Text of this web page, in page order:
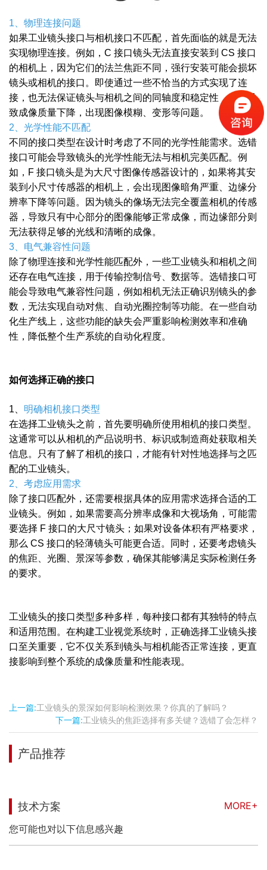
1、物理连接问题
如果工业镜头接口与相机接口不匹配，首先面临的就是无法
实现物理连接。例如，C 接口镜头无法直接安装到 CS 接口
的相机上，因为它们的法兰焦距不同，强行安装可能会损坏
镜头或相机的接口。即使通过一些不恰当的方式实现了连
接，也无法保证镜头与相机之间的同轴度和稳定性，这会导
致成像质量下降，出现图像模糊、变形等问题。
2、光学性能不匹配
不同的接口类型在设计时考虑了不同的光学性能需求。选错
接口可能会导致镜头的光学性能无法与相机完美匹配。例
如，F 接口镜头是为大尺寸图像传感器设计的，如果将其安
装到小尺寸传感器的相机上，会出现图像暗角严重、边缘分
辨率下降等问题。因为镜头的像场无法完全覆盖相机的传感
器，导致只有中心部分的图像能够正常成像，而边缘部分则
无法获得足够的光线和清晰的成像。
3、电气兼容性问题
除了物理连接和光学性能匹配外，一些工业镜头和相机之间
还存在电气连接，用于传输控制信号、数据等。选错接口可
能会导致电气兼容性问题，例如相机无法正确识别镜头的参
数，无法实现自动对焦、自动光圈控制等功能。在一些自动
化生产线上，这些功能的缺失会严重影响检测效率和准确
性，降低整个生产系统的自动化程度。
如何选择正确的接口
1、 明确相机接口类型
在选择工业镜头之前，首先要明确所使用相机的接口类型。
这通常可以从相机的产品说明书、标识或制造商处获取相关
信息。只有了解了相机的接口，才能有针对性地选择与之匹
配的工业镜头。
2、考虑应用需求
除了接口匹配外，还需要根据具体的应用需求选择合适的工
业镜头。例如，如果需要高分辨率成像和大视场角，可能需
要选择 F 接口的大尺寸镜头；如果对设备体积有严格要求，
那么 CS 接口的轻薄镜头可能更合适。同时，还要考虑镜头
的焦距、光圈、景深等参数，确保其能够满足实际检测任务
的要求。
工业镜头的接口类型多种多样，每种接口都有其独特的特点
和适用范围。在构建工业视觉系统时，正确选择工业镜头接
口至关重要，它不仅关系到镜头与相机能否正常连接，更直
接影响到整个系统的成像质量和性能表现。
上一篇:工业镜头的景深如何影响检测效果？你真的了解吗？
下一篇:工业镜头的焦距选择有多关键？选错了会怎样？
产品推荐
技术方案
MORE+
您可能也对以下信息感兴趣